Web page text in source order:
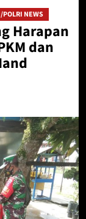
NEWS
Harapan
dan